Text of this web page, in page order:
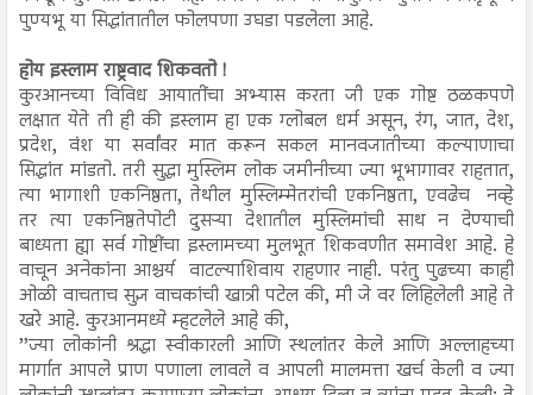
पुण्यभू या सिद्धांतातील फोलपणा उघडा पडलेला आहे.
होय इस्लाम राष्ट्रवाद शिकवतो !
कुरआनच्या विविध आयातींचा अभ्यास करता जी एक गोष्ट ठळकपणे
लक्षात येते ती ही की इस्लाम हा एक ग्लोबल धर्म असून, रंग, जात, देश,
प्रदेश, वंश या सर्वांवर मात करून सकल मानवजातीच्या कल्याणाचा
सिद्धांत मांडतो. तरी सुद्धा मुस्लिम लोक जमीनीच्या ज्या भूभागावर राहतात,
त्या भागाशी एकनिष्ठता, तेथील मुस्लिम्मेतरांची एकनिष्ठता, एवढेच नव्हे
तर त्या एकनिष्ठतेपोटी दुसऱ्या देशातील मुस्लिमांची साथ न देण्याची
बाध्यता ह्या सर्व गोष्टींचा इस्लामच्या मुलभूत शिकवणीत समावेश आहे. हे
वाचून अनेकांना आश्चर्य वाटल्याशिवाय राहणार नाही. परंतु पुढच्या काही
ओळी वाचताच सुज्ञ वाचकांची खात्री पटेल की, मी जे वर लिहिलेली आहे ते
खरे आहे. कुरआनमध्ये म्हटलेले आहे की,
’’ज्या लोकांनी श्रद्धा स्वीकारली आणि स्थलांतर केले आणि अल्लाहच्या
मार्गात आपले प्राण पणाला लावले व आपली मालमत्ता खर्च केली व ज्या